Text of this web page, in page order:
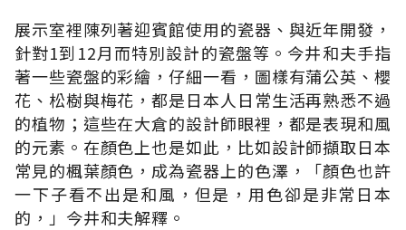
展示室裡陳列著迎賓館使用的瓷器、與近年開發，
針對1到12月而特別設計的瓷盤等。今井和夫手指
著一些瓷盤的彩繪，仔細一看，圖樣有蒲公英、櫻
花、松樹與梅花，都是日本人日常生活再熟悉不過
的植物；這些在大倉的設計師眼裡，都是表現和風
的元素。在顏色上也是如此，比如設計師擷取日本
常見的楓葉顏色，成為瓷器上的色澤，「顏色也許
一下子看不出是和風，但是，用色卻是非常日本
的，」今井和夫解釋。